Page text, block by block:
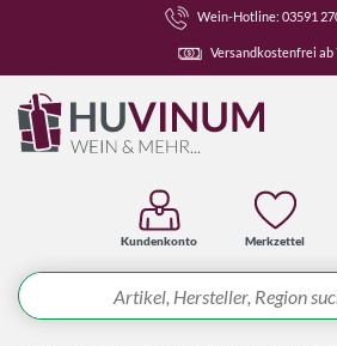
Wein-Hotline: 03591
Versandkostenfrei ab
Kundenkonto Merkzettel